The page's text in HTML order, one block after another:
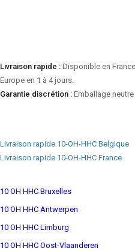
Livraison rapide : Disponible en
Europe en 1 à 4 jours.
Garantie discrétion : Emballage
Livraison rapide 10-OH-HHC Belgique
Livraison rapide 10-OH-HHC France
10 OH HHC Bruxelles
10 OH HHC Antwerpen
10 OH HHC Limburg
10 OH HHC Oost-Vlaanderen